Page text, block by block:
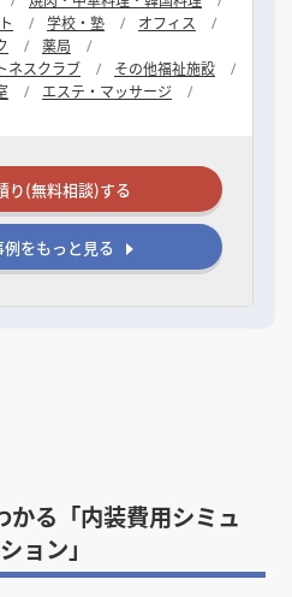
学校・塾
オフィス
薬局
ネスクラブ
その他福祉施設
エステ・マッサージ
り(無料相談)する
をもっと見る
かる「内装費用シミュ
ョン」